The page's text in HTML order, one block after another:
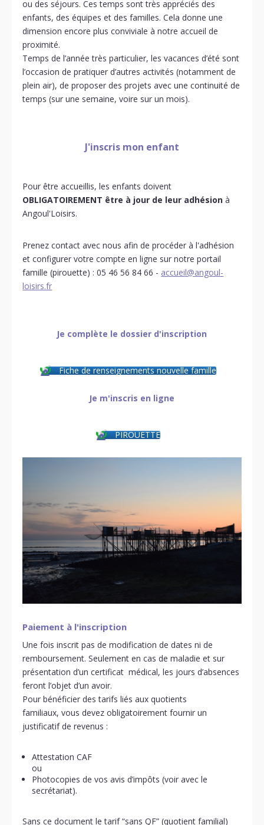
ou des séjours. Ces temps sont très appréciés des
enfants, des équipes et des familles. Cela donne une
dimension encore plus conviviale à notre accueil de
proximité.
Temps de l’année très particulier, les vacances d’été sont
l’occasion de pratiquer d’autres activités (notamment de
plein air), de proposer des projets avec une continuité de
temps (sur une semaine, voire sur un mois).
J'inscris mon enfant
Pour être accueillis, les enfants doivent
OBLIGATOIREMENT être à jour de leur adhésionà
Angoul'Loisirs.
Prenez contact avec nous afin de procéder à l'adhésion
et configurer votre compte en ligne sur notre portail
famille (pirouette) : 05 46 56 84 66 - accueil@angoul-
loisirs.fr
Je complète le dossier d'inscription
Fiche de renseignements nouvelle famille
Je m'inscris en ligne
PIROUETTE
Paiement à l'inscription
Une fois inscrit pas de modification de dates ni de
remboursement. Seulement en cas de maladie et sur
présentation d’un certificat médical, les jours d’absences
feront l’objet d’un avoir.
Pour bénéficier des tarifs liés aux quotients
familiaux, vous devez obligatoirement fournir un
justificatif de revenus :
Attestation CAF
ou
Photocopies de vos avis d’impôts (voir avec le
secrétariat).
Sans ce document le tarif “sans QF” (quotient familial)